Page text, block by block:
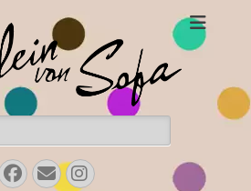
Frollein von Sofa
und Accessoires
Facebook
E-
Instagram